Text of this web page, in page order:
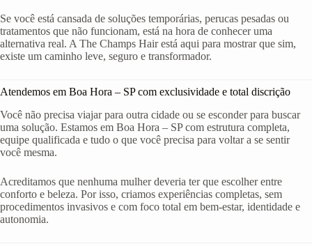
Se você está cansada de soluções temporárias, perucas pesadas ou
tratamentos que não funcionam, está na hora de conhecer uma
alternativa real. A The Champs Hair está aqui para mostrar que sim,
existe um caminho leve, seguro e transformador.
Atendemos em Boa Hora – SP com exclusividade e total discrição
Você não precisa viajar para outra cidade ou se esconder para buscar
uma solução. Estamos em Boa Hora – SP com estrutura completa,
equipe qualificada e tudo o que você precisa para voltar a se sentir
você mesma.
Acreditamos que nenhuma mulher deveria ter que escolher entre
conforto e beleza. Por isso, criamos experiências completas, sem
procedimentos invasivos e com foco total em bem-estar, identidade e
autonomia.